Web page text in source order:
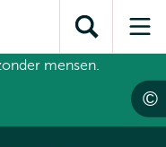
inhoud
gaan
gaan
Direct naar
subnavigatieToon
zoekveld